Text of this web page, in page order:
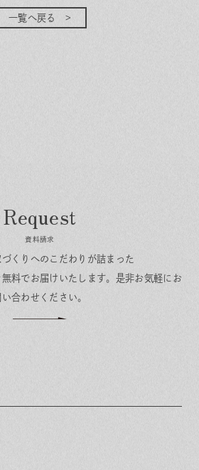
一覧へ戻る
資料請求
くりへのこだわりが詰まった
料でお届けいたします。 是非お気軽にお
い合わせください。